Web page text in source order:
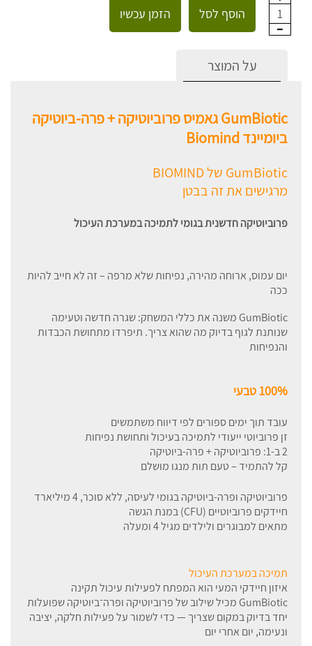
1 הוסף לסל הזמן עכשיו
על המוצר
GumBiotic גאמיס פרוביוטיקה + פרה-ביוטיקה
ביומיינד Biomind
GumBiotic של BIOMIND
מרגישים את זה בבטן
פרוביוטיקה חדשנית בגומי לתמיכה במערכת העיכול
יום עמוס, ארוחה מהירה, נפיחות שלא מרפה – זה לא חייב להיות
ככה
GumBiotic משנה את כללי המשחק: שגרה חדשה וטעימה
שנותנת לגוף בדיוק מה שהוא צריך. תיפרדו מתחושת הכבדות
והנפיחות
100% טבעי
עובד תוך ימים ספורים לפי דיווח משתמשים
זן פרוביוטי ייעודי לתמיכה בעיכול ותחושת נפיחות
2 ב-1: פרוביוטיקה + פרה-ביוטיקה
קל להתמיד – טעם תות מנגו מושלם
פרוביוטיקה ופרה-ביוטיקה בגומי לעיסה, ללא סוכר, 4 מיליארד
חיידקים פרוביוטיים (CFU) במנת הגשה
מתאים למבוגרים ולילדים מגיל 4 ומעלה
תמיכה במערכת העיכול
איזון חיידקי המעי הוא המפתח לפעילות עיכול תקינה
GumBiotic מכיל שילוב של פרוביוטיקה ופרה־ביוטיקה שפועלות
יחד בדיוק במקום שצריך — כדי לשמור על פעילות חלקה, יציבה
ונעימה, יום אחרי יום